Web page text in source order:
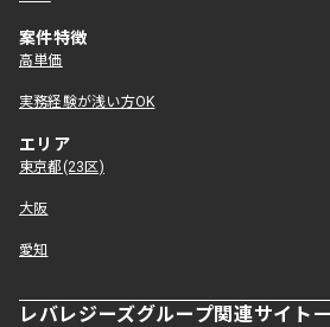
案件特徴
高単価
実務経験が浅い方OK
エリア
東京都(23区)
大阪
愛知
レバレジーズグループ関連サイト